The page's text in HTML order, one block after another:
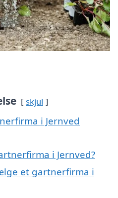
skjul
i Jernved
i Jernved?
et gartnerfirma i